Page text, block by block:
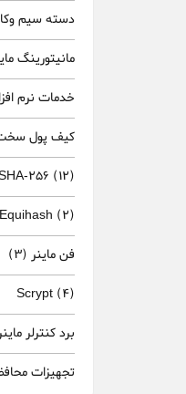
دسته سیم
مانیتورینگ
خدمات نرم
کیف پول سخت
256 (12)
Equihash (2)
فن ماینر (3)
Scrypt (4)
برد کنترلر ماینر
تجهیزات